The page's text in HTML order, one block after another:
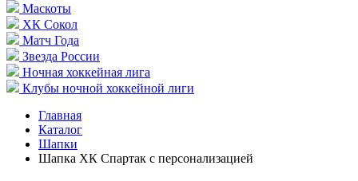
Маскоты
ХК Сокол
Матч Года
Звезда России
Ночная хоккейная лига
Клубы ночной хоккейной лиги
Главная
Каталог
Шапки
Шапка ХК Спартак с персонализацией